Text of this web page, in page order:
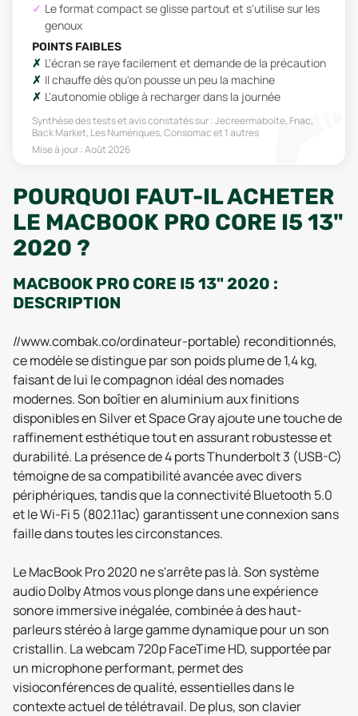
Le format compact se glisse partout et s'utilise sur les
genoux
POINTS FAIBLES
L'écran se raye facilement et demande de la précaution
Il chauffe dès qu'on pousse un peu la machine
L'autonomie oblige à recharger dans la journée
Synthèse des tests et avis constatés sur :Jecreermaboite, Fnac,
Back Market, Les Numériques, Consomacet 1 autres
Mise à jour :Août 2026
POURQUOI FAUT-IL ACHETER
LE MACBOOK PRO CORE I5 13"
2020 ?
MACBOOK PRO CORE I5 13" 2020 :
DESCRIPTION
//www.combak.co/ordinateur-portable) reconditionnés,
ce modèle se distingue par son poids plume de 1,4 kg,
faisant de lui le compagnon idéal des nomades
modernes. Son boîtier en aluminium aux finitions
disponibles en Silver et Space Gray ajoute une touche de
raffinement esthétique tout en assurant robustesse et
durabilité. La présence de 4 ports Thunderbolt 3 (USB-C)
témoigne de sa compatibilité avancée avec divers
périphériques, tandis que la connectivité Bluetooth 5.0
et le Wi-Fi 5 (802.11ac) garantissent une connexion sans
faille dans toutes les circonstances.
Le MacBook Pro 2020 ne s'arrête pas là. Son système
audio Dolby Atmos vous plonge dans une expérience
sonore immersive inégalée, combinée à des haut-
parleurs stéréo à large gamme dynamique pour un son
cristallin. La webcam 720p FaceTime HD, supportée par
un microphone performant, permet des
visioconférences de qualité, essentielles dans le
contexte actuel de télétravail. De plus, son clavier